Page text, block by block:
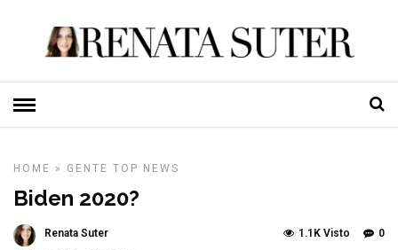
HOME » GENTE TOP NEWS
Biden 2020?
Renata Suter 0
1.1K Visto